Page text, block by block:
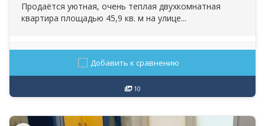
Продаётся уютная, очень теплая двухкомнатная
квартира площадью 45,9 кв. м на улице...
Добавить к сравнению
10